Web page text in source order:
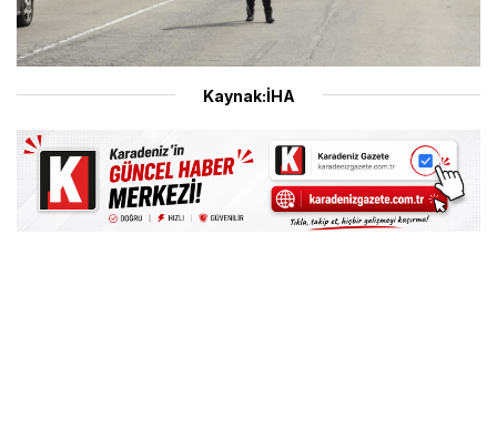
Kaynak:İHA